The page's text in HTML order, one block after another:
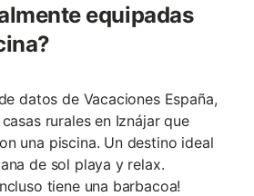
equipadas
datos de Vacaciones España,
rurales en Iznájar que
una piscina. Un destino ideal
de sol playa y relax.
tiene una barbacoa!